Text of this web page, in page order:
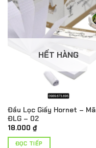
HẾT HÀNG
Đầu Lọc Giấy Hornet – Mã
ĐLG – 02
18.000 ₫
ĐỌC TIẾP